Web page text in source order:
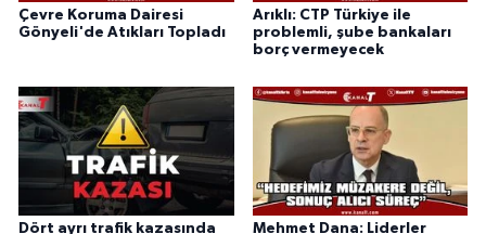
Çevre Koruma Dairesi
Gönyeli'de Atıkları Topladı
Arıklı: CTP Türkiye ile
problemli, şube bankaları
borç vermeyecek
Dört ayrı trafik kazasında
Mehmet Dana: Liderler